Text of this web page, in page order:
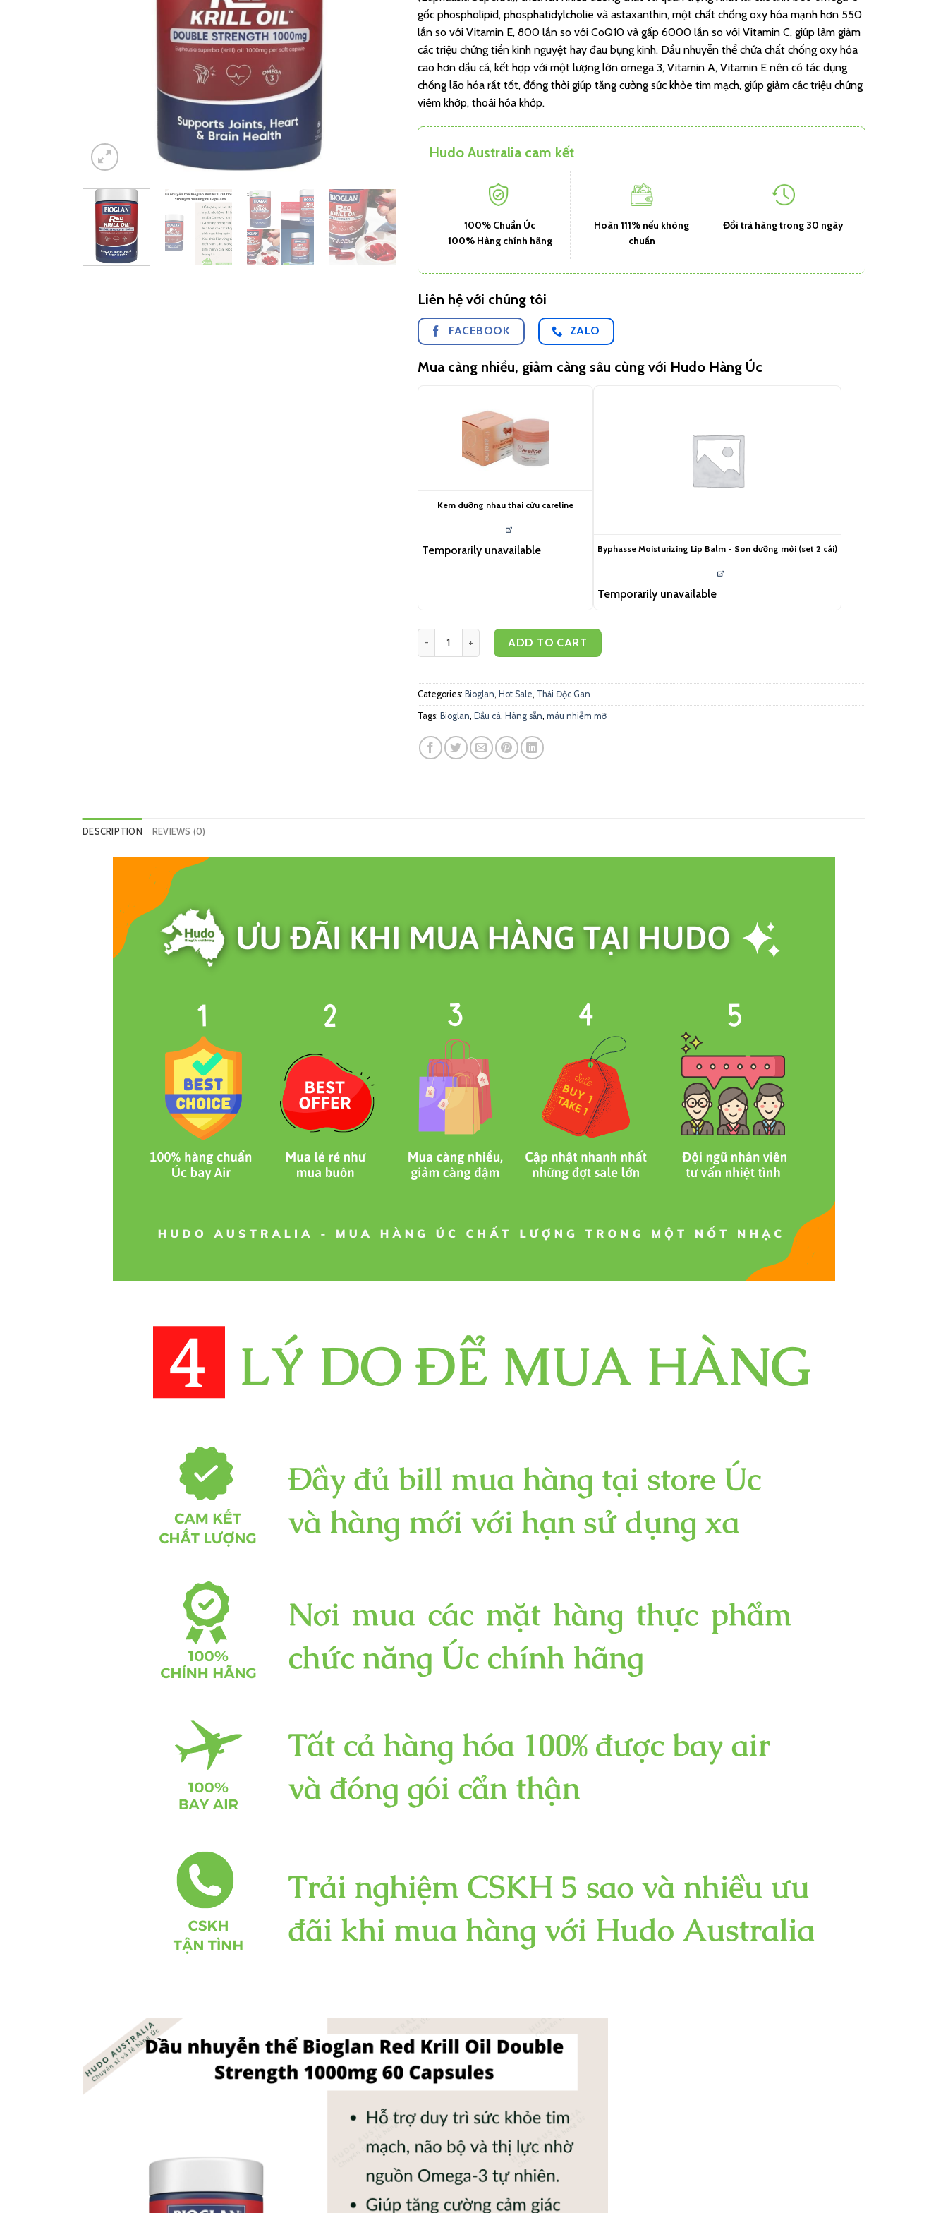
gốc phospholipid, phosphatidylcholie và astaxanthin, một chất chống oxy hóa mạnh hơn 550
lần so với Vitamin E, 800 lần so với CoQ10 và gấp 6000 lần so với Vitamin C, giúp làm giảm
các triệu chứng tiền kinh nguyệt hay đau bụng kinh. Dầu nhuyễn thể chứa chất chống oxy hóa
cao hơn dầu cá, kết hợp với một lượng lớn omega 3, Vitamin A, Vitamin E nên có tác dụng
chống lão hóa rất tốt, đồng thời giúp tăng cường sức khỏe tim mạch, giúp giảm các triệu chứng
viêm khớp, thoái hóa khớp.
Hudo Australia cam kết
100% Chuẩn Úc
100% Hàng chính hãng
Hoàn 111% nếu không
chuẩn
Đổi trả hàng trong 30 ngày
Liên hệ với chúng tôi
FACEBOOK ZALO
Mua càng nhiều, giảm càng sâu cùng với Hudo Hàng Úc
Kem dưỡng nhau thai cừu careline
Temporarily unavailable Byphasse Moisturizing Lip Balm - Son dưỡng môi (set 2 cái)
Temporarily unavailable
Dầu nhuyễn thể Bioglan Red Krill Oil Double Strength 1000mg 60 Viên quantity
ADD TO CART
Categories: Bioglan, Hot Sale, Thải Độc Gan
Tags: Bioglan, Dầu cá, Hàng sẵn, máu nhiễm mỡ
DESCRIPTION REVIEWS (0)